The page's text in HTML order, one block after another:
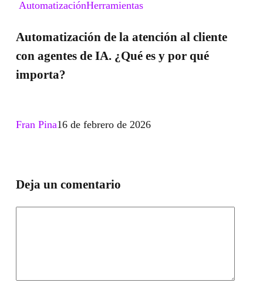
IA.
paso
a
AutomatizaciónHerramientasAutomatización
la
atención
Automatización de la atención al cliente
con agentes de IA. ¿Qué es y por qué
importa?
Fran Pina16 de febrero de 2026
Deja un comentario